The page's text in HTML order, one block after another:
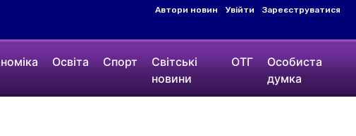
Автори новин Увійти Зареєструватися
Освіта Спорт
Світські
новини
ОТГ
Особиста
думка